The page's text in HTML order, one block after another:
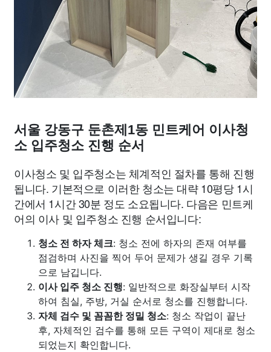
서울 강동구 둔촌제1동 민트케어 이사청
소 입주청소 진행 순서
이사청소 및 입주청소는 체계적인 절차를 통해 진행
됩니다. 기본적으로 이러한 청소는 대략 10평당 1시
간에서 1시간 30분 정도 소요됩니다. 다음은 민트케
어의 이사 및 입주청소 진행 순서입니다:
청소 전 하자 체크: 청소 전에 하자의 존재 여부를
점검하며 사진을 찍어 두어 문제가 생길 경우 기록
으로 남깁니다.
이사 입주 청소 진행: 일반적으로 화장실부터 시작
하여 침실, 주방, 거실 순서로 청소를 진행합니다.
자체 검수 및 꼼꼼한 정밀 청소: 청소 작업이 끝난
후, 자체적인 검수를 통해 모든 구역이 제대로 청소
되었는지 확인합니다.